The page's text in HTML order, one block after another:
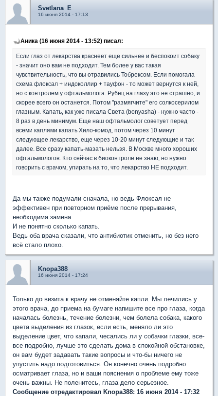
Svetlana_E
16 июня 2014 - 17:13
Аника (16 июня 2014 - 13:52) писал:
Если глаз от лекарства краснеет еще сильнее и беспокоит собаку
- значит оно вам не подходит. Тем более у вас такая
чувствительность, что вы отравились Тобрексом. Если помогала
схема флоксал + индоколлир + тауфон - то может вернутся к ней,
но с контролем у офтальмолога. Рубец на глазу это не страшно, и
скорее всего он останется. Потом "размягчите" его солкосерилом
глазным. Капать, как уже писала Света (bonyasha) - нужно часто -
8 раз в день минимум. Еще наш офтальмолог советует перед
всеми каплями капать Хило-комод, потом через 10 минут
следующее лекарство, еще через 10-20 минут следующие и так
далее. Все сразу капать-мазать нельзя. В Москве много хороших
офтальмологов. Кто сейчас в биоконтроле не знаю, но нужно
говорить с врачом, упирать на то, что лекарство НЕ подходит.
Да мы также подумали сначала, но ведь Флоксал не
эффективен при повторном приёме после прерывания,
необходима замена.
И не понятно сколько капать.
Ведь оба врача сказали, что антибиотик отменить, но без него
всё стало плохо.
Knopa388
16 июня 2014 - 17:24
Только до визита к врачу не отменяйте капли. Мы лечились у
этого врача, до приема на бумаге напишите все про глаза, когда
началась болезнь, течение болезни, чем болела собака, какого
цвета выделения из глазок, если есть, меняло ли это
выделение цвет, что капали, чесались ли у собачки глазки, все-
все подробно, лучше это сделать дома в спокойной обстановке,
он вам будет задавать такие вопросы и что-бы ничего не
упустить надо подготовиться. Он конечно очень подробно
осматривает глаза, но и ваши пояснения о проблеме ему тоже
очень важны. Не поленитесь, глаза дело серьезное.
Сообщение отредактировал Knopa388: 16 июня 2014 - 17:32